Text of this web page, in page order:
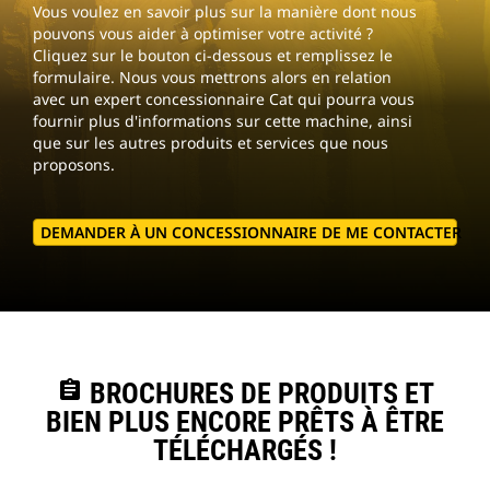
Vous voulez en savoir plus sur la manière dont nous
pouvons vous aider à optimiser votre activité ?
Cliquez sur le bouton ci-dessous et remplissez le
formulaire. Nous vous mettrons alors en relation
avec un expert concessionnaire Cat qui pourra vous
fournir plus d'informations sur cette machine, ainsi
que sur les autres produits et services que nous
proposons.
DEMANDER À UN CONCESSIONNAIRE DE ME CONTACTER
assignment BROCHURES DE PRODUITS ET
BIEN PLUS ENCORE PRÊTS À ÊTRE
TÉLÉCHARGÉS !